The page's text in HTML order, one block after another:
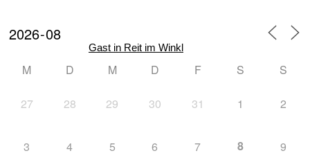
Gast in Reit im Winkl
M D M D F S S
27 28 29 30 31 1 2
3 4 5 6 7 8 9